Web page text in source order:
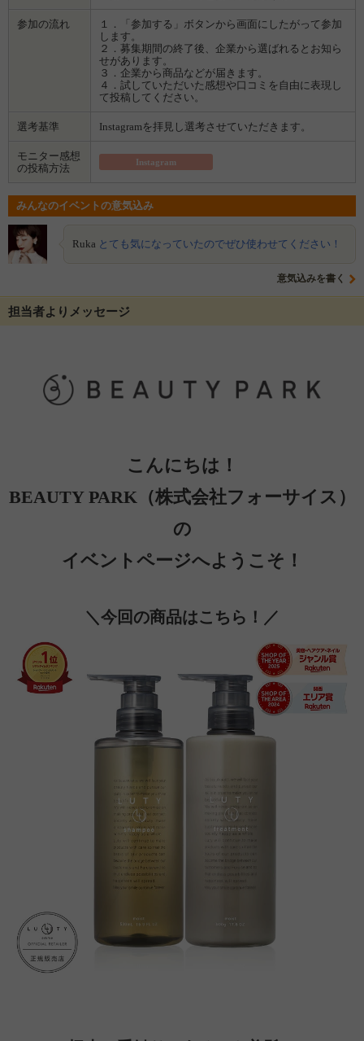
参加の流れ
１．「参加する」ボタンから画面にしたがって参加
します。
２．募集期間の終了後、企業から選ばれるとお知ら
せがあります。
３．企業から商品などが届きます。
４．試していただいた感想や口コミを自由に表現し
て投稿してください。
選考基準 Instagramを拝見し選考させていただきます。
モニター感想
の投稿方法
Instagram
みんなのイベントの意気込み
Ruka とても気になっていたのでぜひ使わせてください！
意気込みを書く
担当者よりメッセージ
こんにちは！
BEAUTY PARK（株式会社フォーサイス）
の
イベントページへようこそ！
＼今回の商品はこちら！／